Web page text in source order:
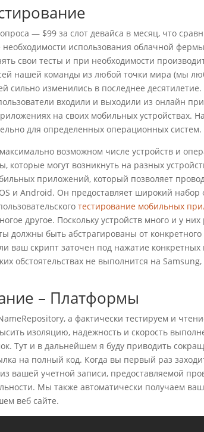
— $99 за слот девайса в месяц, что
использования облачной
свои тесты и при необходимости
нашей команды из любой точки мира (мы
сильно изменились в последнее
входили и выходили из онлайн
на своих мобильных устройствах.
для определенных операционных систем.
возможном числе устройств и
которые могут возникнуть на разных
приложений, который позволяет
и Android. Он предоставляет широкий
тестирование мобильных
другое. Поскольку устройств много и у
должны быть абстрагированы от
ваш скрипт заточен под нажатие
обстоятельствах не выполнится на
– Платформы
а фактически тестируем и
изоляцию, надежность и скорость
Тут и в дальнейшем я буду приводить
на полный код. Когда вы первый раз
учетной записи, предоставляемой
Мы также автоматически получаем
веб сайте.